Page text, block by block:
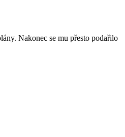
Nakonec se mu přesto podařilo